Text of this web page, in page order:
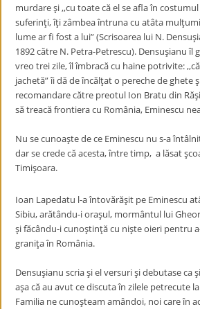
murdare şi ,,cu toate că el se afla în
suferinţi, îţi zâmbea întruna cu atâta
lume ar fi fost a lui” (Scrisoarea lui N.
1892 către N. Petra-Petrescu). Densuşianu îl
vreo trei zile, îl îmbracă cu haine potrivite:
jachetă” îi dă de încălţat o pereche de ghete
recomandare către preotul Ion Bratu din
să treacă frontiera cu România, Eminescu
Nu se cunoaşte de ce Eminescu nu s-a
dar se crede că acesta, între timp, a lăsat
Timişoara.
Ioan Lapedatu l-a întovărăşit pe Eminescu
Sibiu, arătându-i oraşul, mormântul lui
şi făcându-i cunoştinţă cu nişte oieri pentru
graniţa în România.
Densuşianu scria şi el versuri şi debutase ca
aşa că au avut ce discuta în zilele petrecute
Familia ne cunoşteam amândoi, noi care în